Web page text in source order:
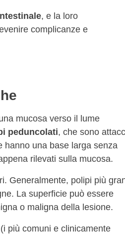
, e la loro
complicanze e
mucosa verso il lume
peduncolati, che sono
hanno una base larga senza
rilevati sulla mucosa.
Generalmente, polipi più
La superficie può essere
o maligna della lesione.
più comuni e clinicamente